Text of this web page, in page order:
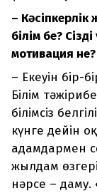
–
білім бе?
мотивация не?
– Екеуін бір-
Білім
білімсіз
күнге дейін
адамдармен
жылдам
нәрсе –